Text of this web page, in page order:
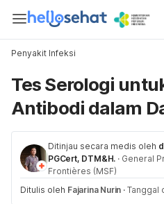
Penyakit Infeksi
Tes Serologi
Antibodi dalam
Ditinjau secara medis oleh
PGCert, DTM&H. · General
Frontières (MSF)
Ditulis oleh Fajarina Nurin · Tanggal